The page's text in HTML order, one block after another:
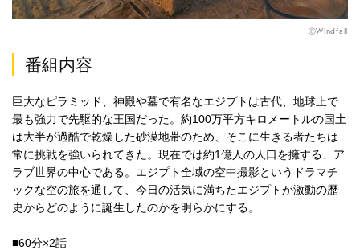
ⒸWindfall
番組内容
巨大なピラミッド、神殿や墓で有名なエジプトは古代、地球上で
最も強力で先駆的な王国だった。約100万平方キロメートルの国土
は大半が過酷で乾燥した砂漠地帯のため、そこに生きる者たちは
常に挑戦を強いられてきた。現在では約1億人の人口を擁する、ア
ラブ世界の中心である。エジプト全域の空中撮影というドラマチ
ックな空の旅を通して、今日の活気に満ちたエジプトが激動の歴
史からどのように誕生したのかを明らかにする。
■60分×2話